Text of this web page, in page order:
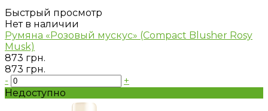
Быстрый просмотр
Нет в наличии
Румяна «Розовый мускус» (Compact Blusher Rosy
Musk)
873 грн.
873 грн.
-
+
Недоступно